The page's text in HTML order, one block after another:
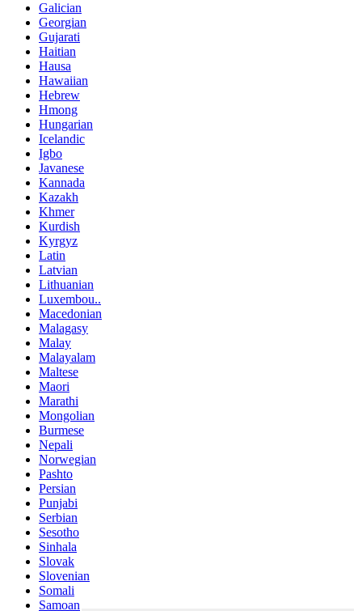
Galician
Georgian
Gujarati
Haitian
Hausa
Hawaiian
Hebrew
Hmong
Hungarian
Icelandic
Igbo
Javanese
Kannada
Kazakh
Khmer
Kurdish
Kyrgyz
Latin
Latvian
Lithuanian
Luxembou..
Macedonian
Malagasy
Malay
Malayalam
Maltese
Maori
Marathi
Mongolian
Burmese
Nepali
Norwegian
Pashto
Persian
Punjabi
Serbian
Sesotho
Sinhala
Slovak
Slovenian
Somali
Samoan